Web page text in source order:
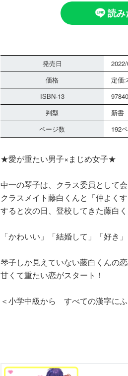
読み
発売日
価格
定価:
ISBN-13
判型
新書
ページ数
192
★愛が重たい男子×まじめ女子★
中一の琴子は、クラス委員として
クラスメイト藤白くんと「仲よくす
すると次の日、登校してきた藤白
「かわいい」「結婚して」「好き」
琴子しか見えていない藤白くんの
甘くて重たい恋がスタート！
＜小学中級から すべての漢字に
黒魔女さん
さん！？
組 黒魔女
（９）